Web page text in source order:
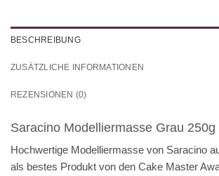
BESCHREIBUNG
ZUSÄTZLICHE INFORMATIONEN
REZENSIONEN (0)
Saracino Modelliermasse Grau 250g
Hochwertige Modelliermasse von Saracino
als bestes Produkt von den Cake Master